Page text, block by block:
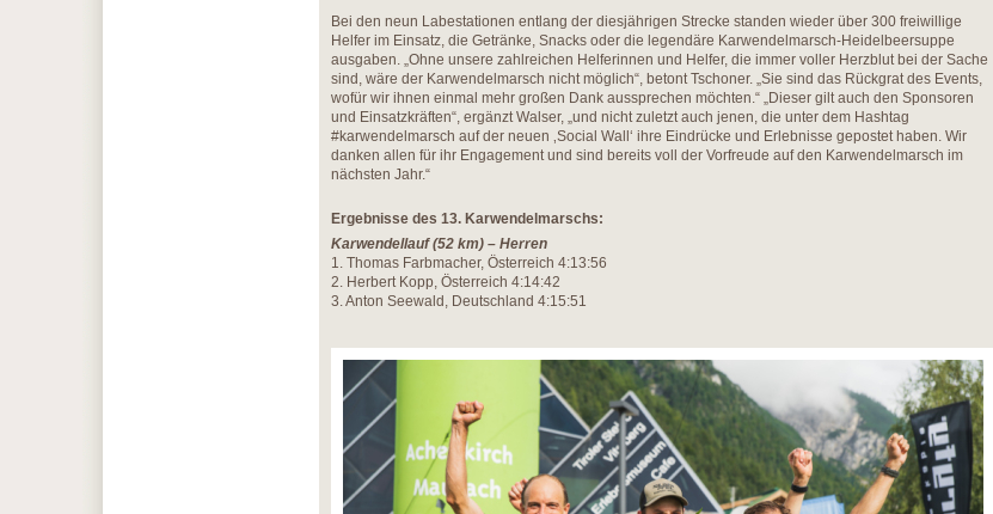
Bei den neun Labestationen entlang der diesjährigen Strecke standen wieder über 300 freiwillige
Helfer im Einsatz, die Getränke, Snacks oder die legendäre Karwendelmarsch-Heidelbeersuppe
ausgaben. „Ohne unsere zahlreichen Helferinnen und Helfer, die immer voller Herzblut bei der Sache
sind, wäre der Karwendelmarsch nicht möglich“, betont Tschoner. „Sie sind das Rückgrat des Events,
wofür wir ihnen einmal mehr großen Dank aussprechen möchten.“ „Dieser gilt auch den Sponsoren
und Einsatzkräften“, ergänzt Walser, „und nicht zuletzt auch jenen, die unter dem Hashtag
#karwendelmarsch auf der neuen ‚Social Wall‘ ihre Eindrücke und Erlebnisse gepostet haben. Wir
danken allen für ihr Engagement und sind bereits voll der Vorfreude auf den Karwendelmarsch im
nächsten Jahr.“
Ergebnisse des 13. Karwendelmarschs:
Karwendellauf (52 km) – Herren
1. Thomas Farbmacher, Österreich 4:13:56
2. Herbert Kopp, Österreich 4:14:42
3. Anton Seewald, Deutschland 4:15:51